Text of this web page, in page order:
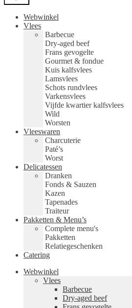
Webwinkel
Vlees
Barbecue
Dry-aged beef
Frans gevogelte
Gourmet & fondue
Kuis kalfsvlees
Lamsvlees
Schots rundvlees
Varkensvlees
Vijfde kwartier kalfsvlees
Wild
Worsten
Vleeswaren
Charcuterie
Paté’s
Worst
Delicatessen
Dranken
Fonds & Sauzen
Kazen
Tapenades
Traiteur
Pakketten & Menu’s
Complete menu's
Pakketten
Relatiegeschenken
Catering
Webwinkel
Vlees
Barbecue
Dry-aged beef